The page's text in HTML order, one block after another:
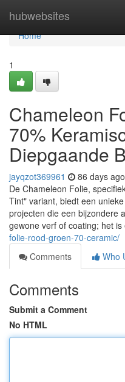
hubwebsites
Home
Home
1
Chameleon
70%
Diepgaande
jayqzot369961 86 days ago
De Chameleon Folie,
Tint" variant, biedt een
projecten die een bijzondere
gewone verf of coating; het is
folie-rood-groen-70-ceramic/
Comments
Who
Comments
Submit a Comment
No HTML